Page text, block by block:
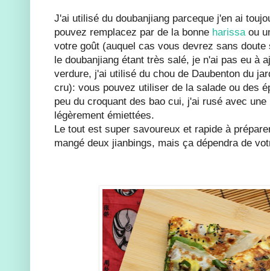
J'ai utilisé du doubanjiang parceque j'en ai
pouvez remplacez par de la bonne harissa ou
votre goût (auquel cas vous devrez sans doute
le doubanjiang étant très salé, je n'ai pas eu à
verdure, j'ai utilisé du chou de Daubenton du
cru): vous pouvez utiliser de la salade ou des
peu du croquant des bao cui, j'ai rusé avec une
légèrement émiettées.
Le tout est super savoureux et rapide à
mangé deux jianbings, mais ça dépendra de